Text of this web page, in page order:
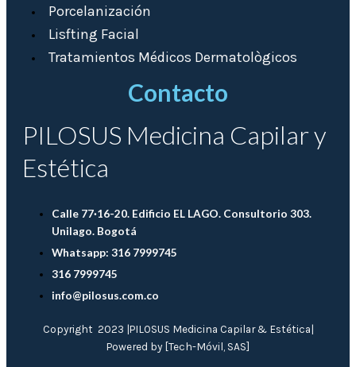
Porcelanización
Lisfting Facial
Tratamientos Médicos Dermatològicos
Contacto
PILOSUS Medicina Capilar y
Estética
Calle 77·16-20. Edificio EL LAGO. Consultorio 303.
Unilago. Bogotá
Whatsapp: 316 7999745
316 7999745
info@pilosus.com.co
Copyright 2023 |PILOSUS Medicina Capilar & Estética|
Powered by [Tech-Móvil, SAS]